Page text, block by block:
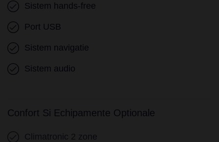
Sistem hands-free
Port USB
Sistem navigatie
Sistem audio
Confort Si Echipamente Optionale
Climatronic 2 zone